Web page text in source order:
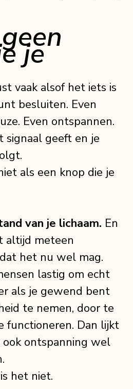
je
vaak alsof het iets is
besluiten. Even
Even ontspannen.
signaal geeft en je
als een knop die je
van je lichaam. En
altijd meteen
het nu wel mag.
lastig om echt
als je gewend bent
te nemen, door te
functioneren. Dan lijkt
ontspanning wel
het niet.